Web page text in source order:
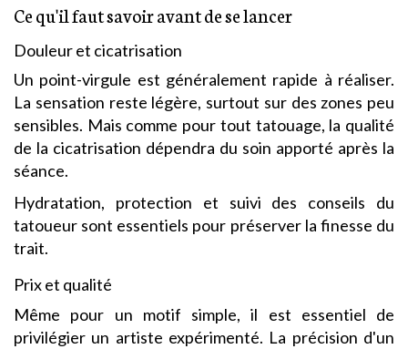
Ce qu'il faut savoir avant de se lancer
Douleur et cicatrisation
Un point-virgule est généralement rapide à réaliser.
La sensation reste légère, surtout sur des zones peu
sensibles. Mais comme pour tout tatouage, la qualité
de la cicatrisation dépendra du soin apporté après la
séance.
Hydratation, protection et suivi des conseils du
tatoueur sont essentiels pour préserver la finesse du
trait.
Prix et qualité
Même pour un motif simple, il est essentiel de
privilégier un artiste expérimenté. La précision d'un